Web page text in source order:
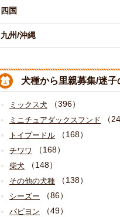
四国
九州/沖縄
犬種から里親募集/迷子
ミックス犬 （396）
ミニチュアダックスフンド （
トイプードル （168）
チワワ （168）
柴犬 （148）
その他の犬種 （138）
シーズー （86）
パピヨン （49）